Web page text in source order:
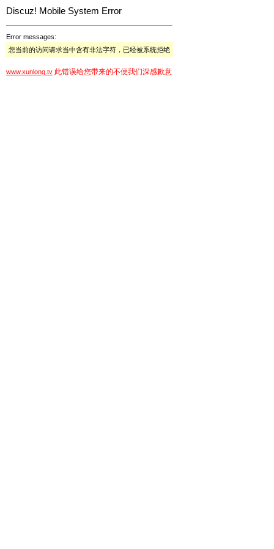
Discuz! Mobile System Error
Error messages:
您当前的访问请求当中含有非法字符，已经被系统拒绝
www.xunlong.tv 此错误给您带来的不便我们深感歉意